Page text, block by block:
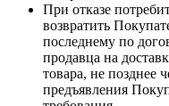
При отказе
возвратить
последнему по
продавца на
товара, не позднее
предъявления